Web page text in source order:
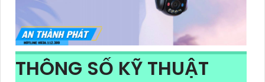
THÔNG SỐ KỸ THUẬT